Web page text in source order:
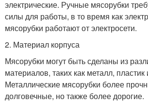
электрические. Ручные мясорубки
силы для работы, в то время как
мясорубки работают от электросети.
2. Материал корпуса
Мясорубки могут быть сделаны из
материалов, таких как металл, пластик
Металлические мясорубки более
долговечные, но также более дорогие.